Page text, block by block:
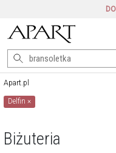
Apart.pl
Delfin×
Biżuteria